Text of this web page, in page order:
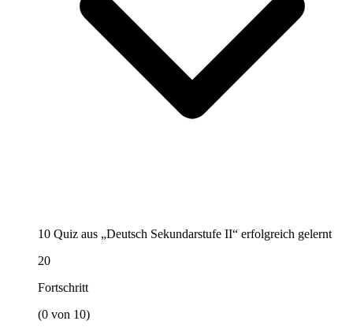
10 Quiz aus „Deutsch Sekundarstufe II“ erfolgreich gelernt
20
Fortschritt
(0 von 10)